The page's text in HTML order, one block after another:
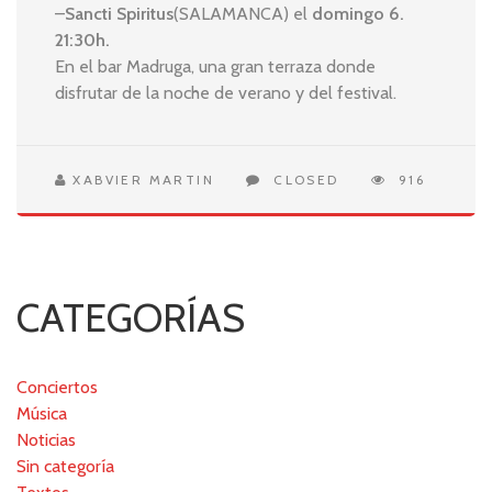
–Sancti Spiritus(SALAMANCA) el domingo 6.
21:30h.
En el bar Madruga, una gran terraza donde
disfrutar de la noche de verano y del festival.
XABVIER MARTIN CLOSED 916
CATEGORÍAS
Conciertos
Música
Noticias
Sin categoría